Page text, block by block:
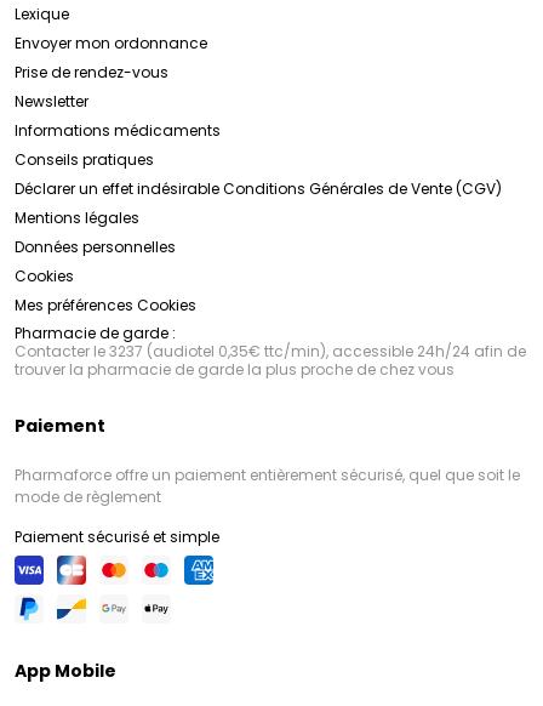
Lexique
Envoyer mon ordonnance
Prise de rendez-vous
Newsletter
Informations médicaments
Conseils pratiques
Déclarer un effet indésirableConditions Générales de Vente (CGV)
Mentions légales
Données personnelles
Cookies
Mes préférences Cookies
Pharmacie de garde :
Contacter le 3237 (audiotel 0,35€ ttc/min), accessible 24h/24 afin de
trouver la pharmacie de garde la plus proche de chez vous
Paiement
Pharmaforce offre un paiement entièrement sécurisé, quel que soit le
mode de règlement
Paiement sécurisé et simple
App Mobile